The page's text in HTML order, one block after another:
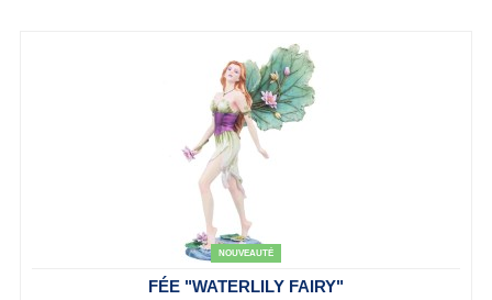
NOUVEAUTÉ
FÉE "WATERLILY FAIRY"